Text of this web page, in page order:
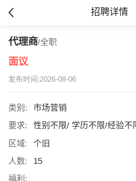
招聘详情
代理商/全职
面议
发布时间:2026-08-06
类别:
市场营销
要求:
性别不限/ 学历不限/经验不
区域:
个旧
人数:
15
福利: